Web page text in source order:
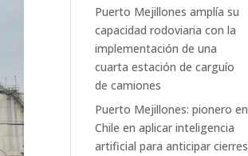
Puerto Mejillones amplía su
capacidad rodoviaria con la
implementación de una
cuarta estación de carguío
de camiones
Puerto Mejillones: pionero en
Chile en aplicar inteligencia
artificial para anticipar cierres